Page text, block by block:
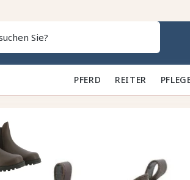
PFERD 🐎 REITER 👕